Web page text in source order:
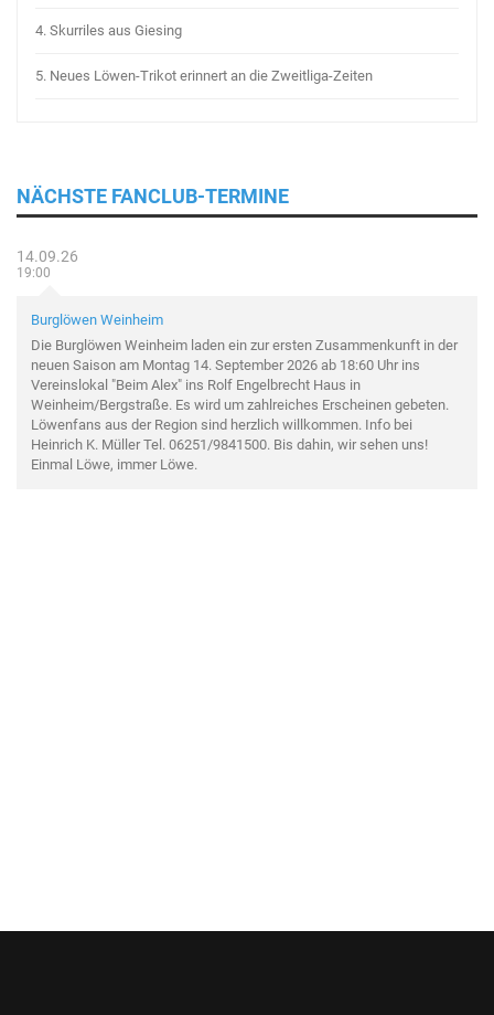
4. Skurriles aus Giesing
5. Neues Löwen-Trikot erinnert an die Zweitliga-Zeiten
NÄCHSTE FANCLUB-TERMINE
14.09.26
19:00
Burglöwen Weinheim
Die Burglöwen Weinheim laden ein zur ersten Zusammenkunft in der
neuen Saison am Montag 14. September 2026 ab 18:60 Uhr ins
Vereinslokal "Beim Alex" ins Rolf Engelbrecht Haus in
Weinheim/Bergstraße. Es wird um zahlreiches Erscheinen gebeten.
Löwenfans aus der Region sind herzlich willkommen. Info bei
Heinrich K. Müller Tel. 06251/9841500. Bis dahin, wir sehen uns!
Einmal Löwe, immer Löwe.